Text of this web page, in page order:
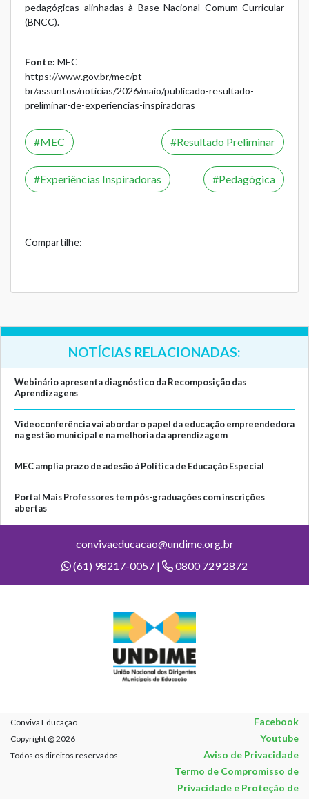
pedagógicas alinhadas à Base Nacional Comum Curricular
(BNCC).
Fonte: MEC
https://www.gov.br/mec/pt-
br/assuntos/noticias/2026/maio/publicado-resultado-
preliminar-de-experiencias-inspiradoras
MEC Resultado Preliminar
Experiências Inspiradoras Pedagógica
Compartilhe:
NOTÍCIAS RELACIONADAS:
Webinário apresenta diagnóstico da Recomposição das
Aprendizagens
Videoconferência vai abordar o papel da educação empreendedora
na gestão municipal e na melhoria da aprendizagem
MEC amplia prazo de adesão à Política de Educação Especial
Portal Mais Professores tem pós-graduações com inscrições
abertas
convivaeducacao@undime.org.br
(61) 98217-0057 |
0800 729 2872
Conviva Educação Facebook
Copyright @ 2026 Youtube
Todos os direitos reservados
Aviso de Privacidade
Termo de Compromisso de
Privacidade e Proteção de